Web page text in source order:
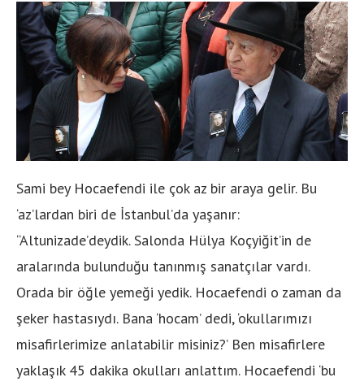
Sami bey Hocaefendi ile çok az bir araya gelir. Bu
‘az’lardan biri de İstanbul’da yaşanır:
“Altunizade’deydik. Salonda Hülya Koçyiğit’in de
aralarında bulunduğu tanınmış sanatçılar vardı.
Orada bir öğle yemeği yedik. Hocaefendi o zaman da
şeker hastasıydı. Bana ‘hocam’ dedi, ‘okullarımızı
misafirlerimize anlatabilir misiniz?’ Ben misafirlere
yaklaşık 45 dakika okulları anlattım. Hocaefendi ‘bu